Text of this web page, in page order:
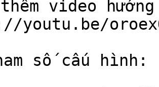
thêm video
youtu.be/
số cấu hình: